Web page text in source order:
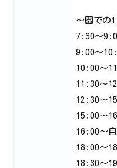
～園での
7:30～
9:00～
10:00～
11:30～
12:30～
15:00～
16:00～
18:00～
18:30～